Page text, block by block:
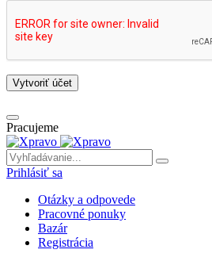
Vytvoriť účet
Pracujeme
Prihlásiť sa
Otázky a odpovede
Pracovné ponuky
Bazár
Registrácia